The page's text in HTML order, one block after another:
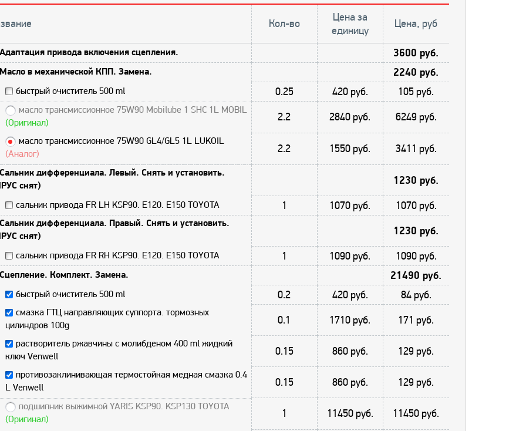
Кол-во
Цена за
единицу
Цена, руб
привода включения сцепления. 3600 руб.
в механической КПП. Замена. 2240 руб.
быстрый очиститель 500 ml 0.25 420 руб. 105 руб.
масло трансмиссионное 75W90 Mobilube 1 SHC 1L MOBIL
(Оригинал)
2.2 2840 руб. 6249 руб.
масло трансмиссионное 75W90 GL4/GL5 1L LUKOIL
(Аналог)
2.2 1550 руб. 3411 руб.
дифференциала. Левый. Снять и установить.
снят)
1230 руб.
сальник привода FR LH KSP90. E120. E150 TOYOTA 1 1070 руб. 1070 руб.
дифференциала. Правый. Снять и установить.
снят)
1230 руб.
сальник привода FR RH KSP90. E120. E150 TOYOTA 1 1090 руб. 1090 руб.
Комплект. Замена. 21490 руб.
быстрый очиститель 500 ml 0.2 420 руб. 84 руб.
смазка ГТЦ направляющих суппорта. тормозных
цилиндров 100g
0.1 1710 руб. 171 руб.
растворитель ржавчины с молибденом 400 ml жидкий
ключ Venwell
0.15 860 руб. 129 руб.
противозаклинивающая термостойкая медная смазка 0.4
L Venwell
0.15 860 руб. 129 руб.
подшипник выжимной YARIS KSP90. KSP130 TOYOTA
(Оригинал)
1 11450 руб. 11450 руб.